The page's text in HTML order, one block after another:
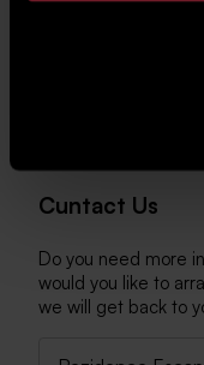
Cuntact Us
Do you need more
would you like to
we will get back to